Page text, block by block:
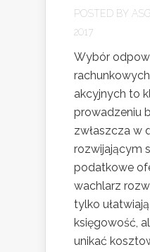
POSTED BY
2017
Wybór
akcyjnych to
prowadzeniu
zwłaszcza w
rozwijającym
podatkowe
wachlarz
tylko
księgowość,
unikać